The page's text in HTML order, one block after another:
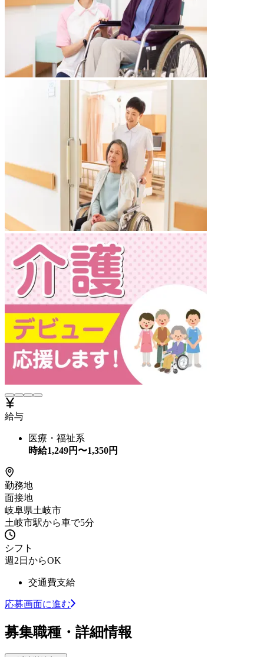
給与
医療・福祉系
時給1,249円〜1,350円
勤務地
面接地
岐阜県土岐市
土岐市駅から車で5分
シフト
週2日からOK
交通費支給
応募画面に進む
募集職種・詳細情報